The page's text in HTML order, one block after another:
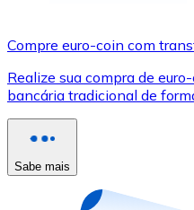
Use cartões Visa e
Comprar com cartão
Compre euro-coin com
Realize sua compra de
bancária tradicional de
Sabe mais